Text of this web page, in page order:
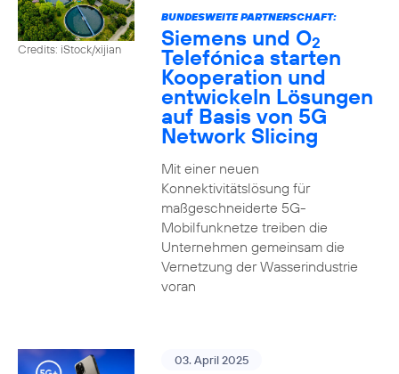
Credits: iStock/xijian
BUNDESWEITE PARTNERSCHAFT:
Siemens und O2
Telefónica starten
Kooperation und
entwickeln Lösungen
auf Basis von 5G
Network Slicing
Mit einer neuen
Konnektivitätslösung für
maßgeschneiderte 5G-
Mobilfunknetze treiben die
Unternehmen gemeinsam die
Vernetzung der Wasserindustrie
voran
03. April 2025